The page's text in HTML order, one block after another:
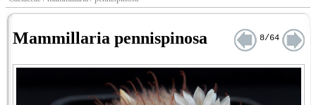
Mammillaria pennispinosa 8/64